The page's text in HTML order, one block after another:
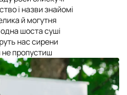
і назви знайомі
й могутня
шоста суші
нас сирени
не пропустиш